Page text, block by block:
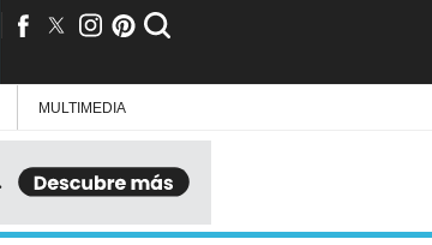
MULTIMEDIA